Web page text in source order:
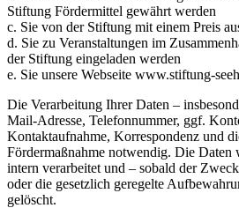
Stiftung Fördermittel gewährt werden
c. Sie von der Stiftung mit einem Preis
d. Sie zu Veranstaltungen im
der Stiftung eingeladen werden
e. Sie unsere Webseite www.stiftung-
Die Verarbeitung Ihrer Daten –
Mail-Adresse, Telefonnummer, ggf.
Kontaktaufnahme, Korrespondenz und
Fördermaßnahme notwendig. Die Daten
intern verarbeitet und – sobald der
oder die gesetzlich geregelte
gelöscht.